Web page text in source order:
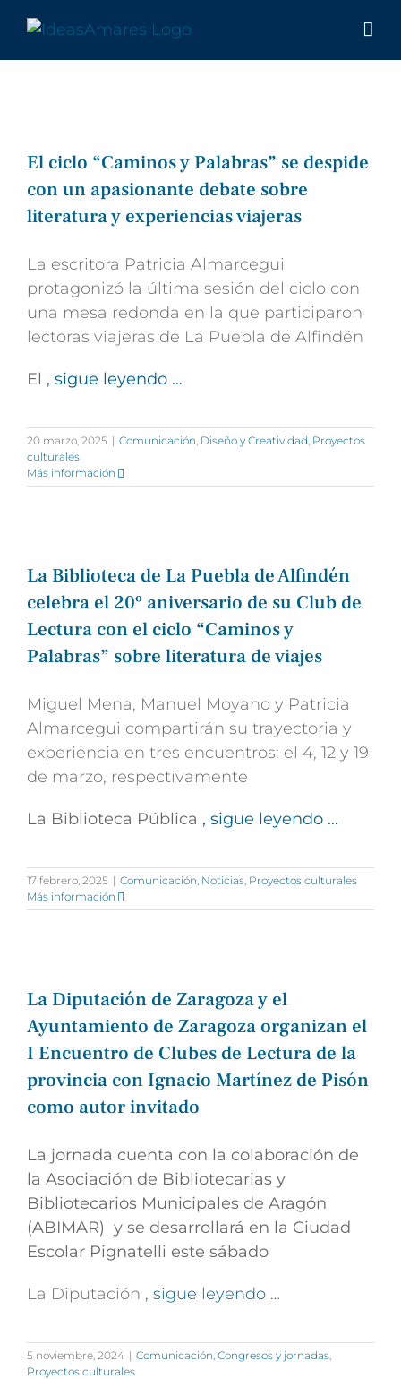
contenido
El ciclo “Caminos y Palabras” se despide
con un apasionante debate sobre
literatura y experiencias viajeras
La escritora Patricia Almarcegui
protagonizó la última sesión del ciclo con
una mesa redonda en la que participaron
lectoras viajeras de La Puebla de Alfindén
El , sigue leyendo …
20 marzo, 2025 | Comunicación, Diseño y Creatividad, Proyectos
culturales
Más información
La Biblioteca de La Puebla de Alfindén
celebra el 20º aniversario de su Club de
Lectura con el ciclo “Caminos y
Palabras” sobre literatura de viajes
Miguel Mena, Manuel Moyano y Patricia
Almarcegui compartirán su trayectoria y
experiencia en tres encuentros: el 4, 12 y 19
de marzo, respectivamente
La Biblioteca Pública , sigue leyendo …
17 febrero, 2025 | Comunicación, Noticias, Proyectos culturales
Más información
La Diputación de Zaragoza y el
Ayuntamiento de Zaragoza organizan el
I Encuentro de Clubes de Lectura de la
provincia con Ignacio Martínez de Pisón
como autor invitado
La jornada cuenta con la colaboración de
la Asociación de Bibliotecarias y
Bibliotecarios Municipales de Aragón
(ABIMAR) y se desarrollará en la Ciudad
Escolar Pignatelli este sábado
La Diputación , sigue leyendo …
5 noviembre, 2024 | Comunicación, Congresos y jornadas,
Proyectos culturales